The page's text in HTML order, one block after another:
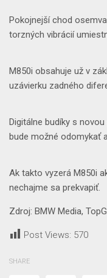
Pokojnejší chod
torzných vibrácií
M850i obsahuje už v
uzávierku zadného
Digitálne budíky s
bude možné odomykať
Ak takto vyzerá M850i
nechajme sa prekvapiť.
Zdroj: BMW Media,
Post Views: 570
SHARE